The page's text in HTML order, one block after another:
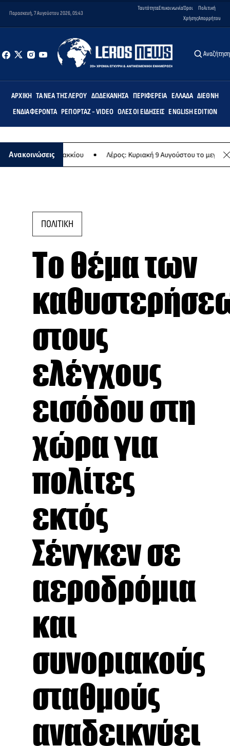
Παρασκευή, 7 Αυγούστου 2026, 05:43
ΤαυτότηταΕπικοινωνίαΌροι
Χρήσης
Πολιτική
Απορρήτου
Αναζήτηση
ΑΡΧΙΚΉ ΤΑ ΝΈΑ ΤΗΣ ΛΈΡΟΥ ΔΩΔΕΚΆΝΗΣΑ ΠΕΡΙΦΈΡΕΙΑ ΕΛΛΆΔΑ ΔΙΕΘΝΉ
ΕΝΔΙΑΦΈΡΟΝΤΑ ΡΕΠΟΡΤΆΖ - VIDEO ΌΛΕΣ ΟΙ ΕΙΔΉΣΕΙΣ ENGLISH EDITION
Ανακοινώσεις
Λακκίου Λέρος: Κυριακή 9 Αυγούστου το μεγαλύτερο
ΠΟΛΙΤΙΚΗ
Το θέμα των
στους
ελέγχους
εισόδου στη
χώρα για
πολίτες
εκτός
Σένγκεν σε
αεροδρόμια
και
συνοριακούς
σταθμούς
αναδεικνύει